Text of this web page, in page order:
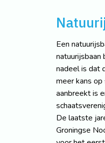
Een
natuurijsbaan
nadeel is dat
meer kans op
aanbreekt is
De laatste
Groningse